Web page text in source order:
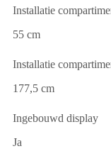
Installatie
55 cm
Installatie
177,5 cm
Ingebouwd display
Ja